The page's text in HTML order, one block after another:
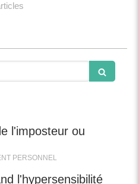
l'imposteur ou
PERSONNEL
l'hypersensibilité